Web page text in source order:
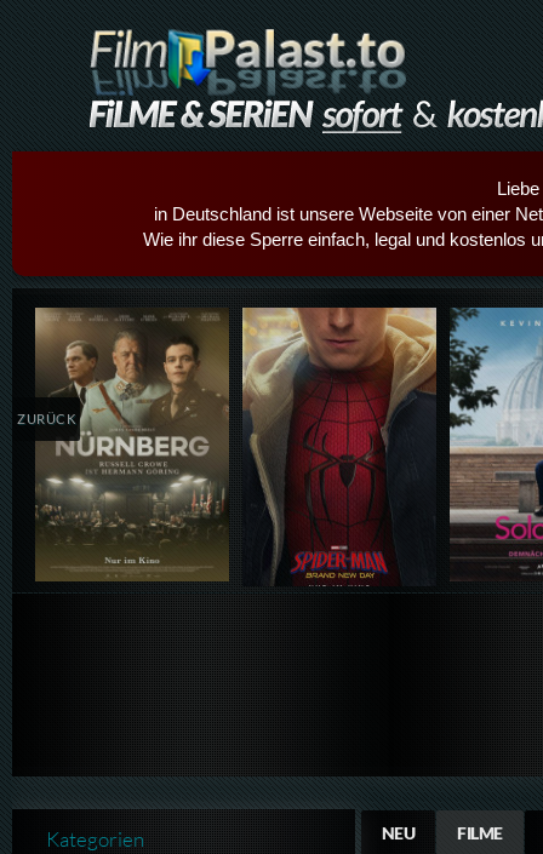
in Deutschland ist unsere Webseite von einer
Wie ihr diese Sperre einfach, legal und kostenlos
Details,Play Details,Play
ZURÜCK
NEU FILME
Kategorien